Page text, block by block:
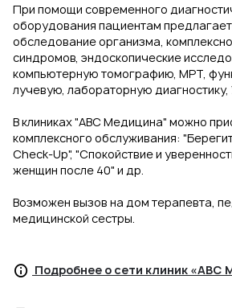
При помощи современного
оборудования пациентам
обследование организма,
синдромов, эндоскопические
компьютерную томографию, МРТ,
лучевую, лабораторную диагностику,
В клиниках "АВС Медицина" можно
комплексного обслуживания:
Check-Up", "Спокойствие и
женщин после 40" и др.
Возможен вызов на дом терапевта,
медицинской сестры.
Подробнее о сети клиник «ABC